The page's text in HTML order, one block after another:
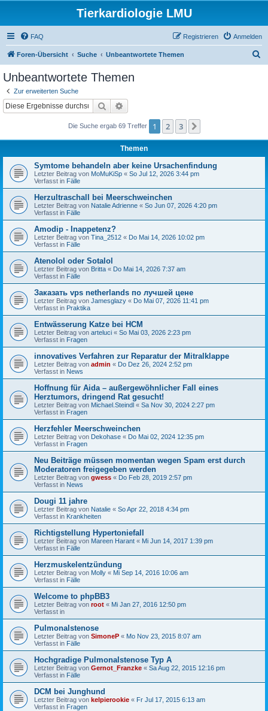
Tierkardiologie LMU
FAQ Anmelden
Registrieren
Foren-Übersicht Suche Unbeantwortete Themen
Unbeantwortete Themen
Zur erweiterten Suche
Suche
Die Suche ergab 69 Treffer 1 2 3
Themen
Symtome behandeln aber keine Ursachenfindung
Letzter Beitrag von MoMuKiSp « So Jul 12, 2026 3:44 pm
Verfasst in Fälle
Herzultraschall bei Meerschweinchen
Letzter Beitrag von Natalie Adrienne « So Jun 07, 2026 4:20 pm
Verfasst in Fälle
Amodip - Inappetenz?
Letzter Beitrag von Tina_2512 « Do Mai 14, 2026 10:02 pm
Verfasst in Fälle
Atenolol oder Sotalol
Letzter Beitrag von Britta « Do Mai 14, 2026 7:37 am
Verfasst in Fälle
Заказать vps netherlands по лучшей цене
Letzter Beitrag von Jamesglazy « Do Mai 07, 2026 11:41 pm
Verfasst in Praktika
Entwässerung Katze bei HCM
Letzter Beitrag von arteluci « So Mai 03, 2026 2:23 pm
Verfasst in Fragen
innovatives Verfahren zur Reparatur der Mitralklappe
Letzter Beitrag von admin « Do Dez 26, 2024 2:52 pm
Verfasst in News
Hoffnung für Aida – außergewöhnlicher Fall eines
Herztumors, dringend Rat gesucht!
Letzter Beitrag von Michael.Steindl « Sa Nov 30, 2024 2:27 pm
Verfasst in Fragen
Herzfehler Meerschweinchen
Letzter Beitrag von Dekohase « Do Mai 02, 2024 12:35 pm
Verfasst in Fragen
Neu Beiträge müssen momentan wegen Spam erst durch
Moderatoren freigegeben werden
Letzter Beitrag von gwess « Do Feb 28, 2019 2:57 pm
Verfasst in News
Dougi 11 jahre
Letzter Beitrag von Natalie « So Apr 22, 2018 4:34 pm
Verfasst in Krankheiten
Richtigstellung Hypertoniefall
Letzter Beitrag von Mareen Harant « Mi Jun 14, 2017 1:39 pm
Verfasst in Fälle
Herzmuskelentzündung
Letzter Beitrag von Molly « Mi Sep 14, 2016 10:06 am
Verfasst in Fälle
Welcome to phpBB3
Letzter Beitrag von root « Mi Jan 27, 2016 12:50 pm
Verfasst in
Pulmonalstenose
Letzter Beitrag von SimoneP « Mo Nov 23, 2015 8:07 am
Verfasst in Fälle
Hochgradige Pulmonalstenose Typ A
Letzter Beitrag von Gernot_Franzke « Sa Aug 22, 2015 12:16 pm
Verfasst in Fälle
DCM bei Junghund
Letzter Beitrag von kelpierookie « Fr Jul 17, 2015 6:13 am
Verfasst in Fragen